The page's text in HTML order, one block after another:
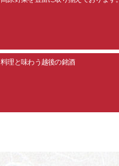
料理と味わう越後の銘酒